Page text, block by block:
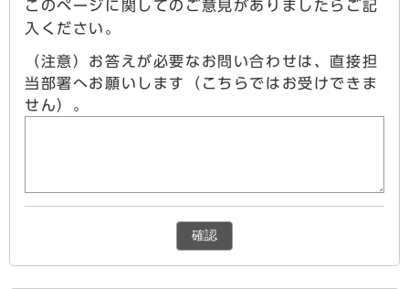
このページに関してのご意見がありましたらご記
入ください。
（注意）お答えが必要なお問い合わせは、直接担
当部署へお願いします（こちらではお受けできま
せん）。
確認